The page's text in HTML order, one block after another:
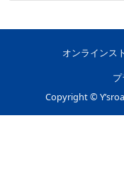
オンラインス
Copyright ©